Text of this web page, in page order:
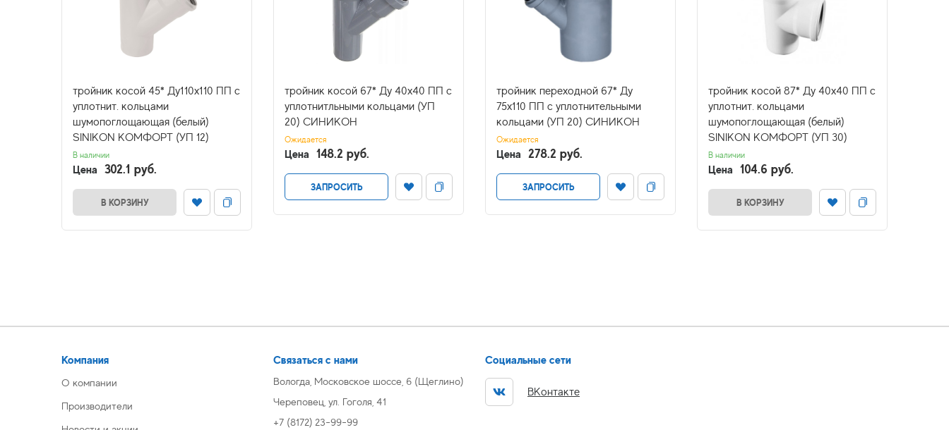
тройник косой 45* Ду110х110 ПП с
уплотнит. кольцами
шумопоглощающая (белый)
SINIKON КОМФОРТ (УП 12)
В наличии
Цена 302.1 руб.
В КОРЗИНУ
тройник косой 67* Ду 40х40 ПП с
уплотнитльными кольцами (УП
20) СИНИКОН
Ожидается
Цена 148.2 руб.
ЗАПРОСИТЬ
тройник переходной 67* Ду
75х110 ПП с уплотнительными
кольцами (УП 20) СИНИКОН
Ожидается
Цена 278.2 руб.
ЗАПРОСИТЬ
тройник косой 87* Ду 40х40 ПП с
уплотнит. кольцами
шумопоглощающая (белый)
SINIKON КОМФОРТ (УП 30)
В наличии
Цена 104.6 руб.
В КОРЗИНУ
Компания
О компании
Производители
Связаться с нами
Вологда, Московское шоссе, 6 (Щеглино)
Череповец, ул. Гоголя, 41
+7 (8172) 23-99-99
Социальные сети
ВКонтакте